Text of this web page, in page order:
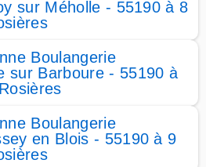
sur Méholle - 55190 à 8
Boulangerie
sur Barboure - 55190 à
Boulangerie
en Blois - 55190 à 9